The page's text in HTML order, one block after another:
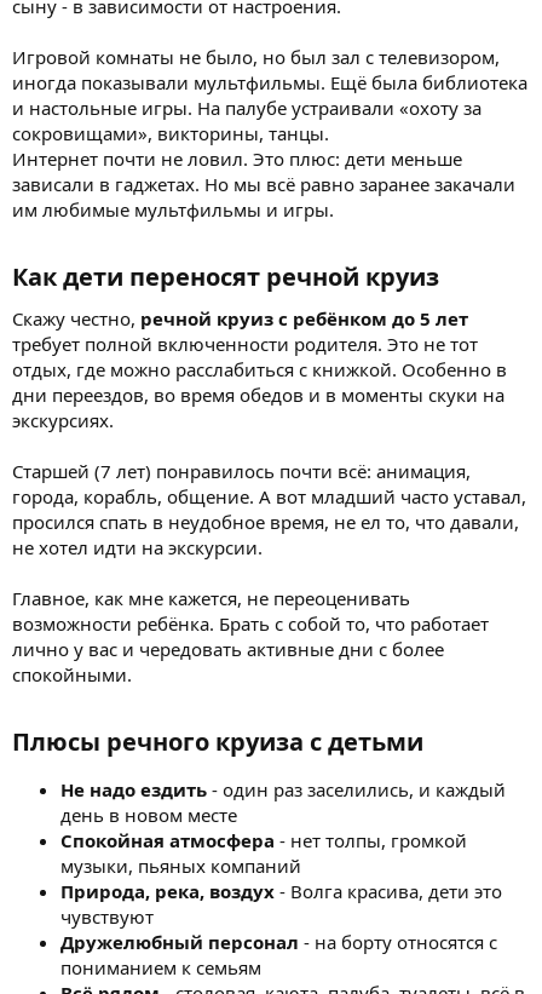
сыну - в зависимости от настроения.
Игровой комнаты не было, но был зал с телевизором,
иногда показывали мультфильмы. Ещё была библиотека
и настольные игры. На палубе устраивали «охоту за
сокровищами», викторины, танцы.
Интернет почти не ловил. Это плюс: дети меньше
зависали в гаджетах. Но мы всё равно заранее закачали
им любимые мультфильмы и игры.
Как дети переносят речной круиз​
Скажу честно, речной круиз с ребёнком до 5 лет
требует полной включенности родителя. Это не тот
отдых, где можно расслабиться с книжкой. Особенно в
дни переездов, во время обедов и в моменты скуки на
экскурсиях.
Старшей (7 лет) понравилось почти всё: анимация,
города, корабль, общение. А вот младший часто уставал,
просился спать в неудобное время, не ел то, что давали,
не хотел идти на экскурсии.
Главное, как мне кажется, не переоценивать
возможности ребёнка. Брать с собой то, что работает
лично у вас и чередовать активные дни с более
спокойными.
Плюсы речного круиза с детьми​
Не надо ездить - один раз заселились, и каждый
день в новом месте
Спокойная атмосфера - нет толпы, громкой
музыки, пьяных компаний
Природа, река, воздух - Волга красива, дети это
чувствуют
Дружелюбный персонал - на борту относятся с
пониманием к семьям